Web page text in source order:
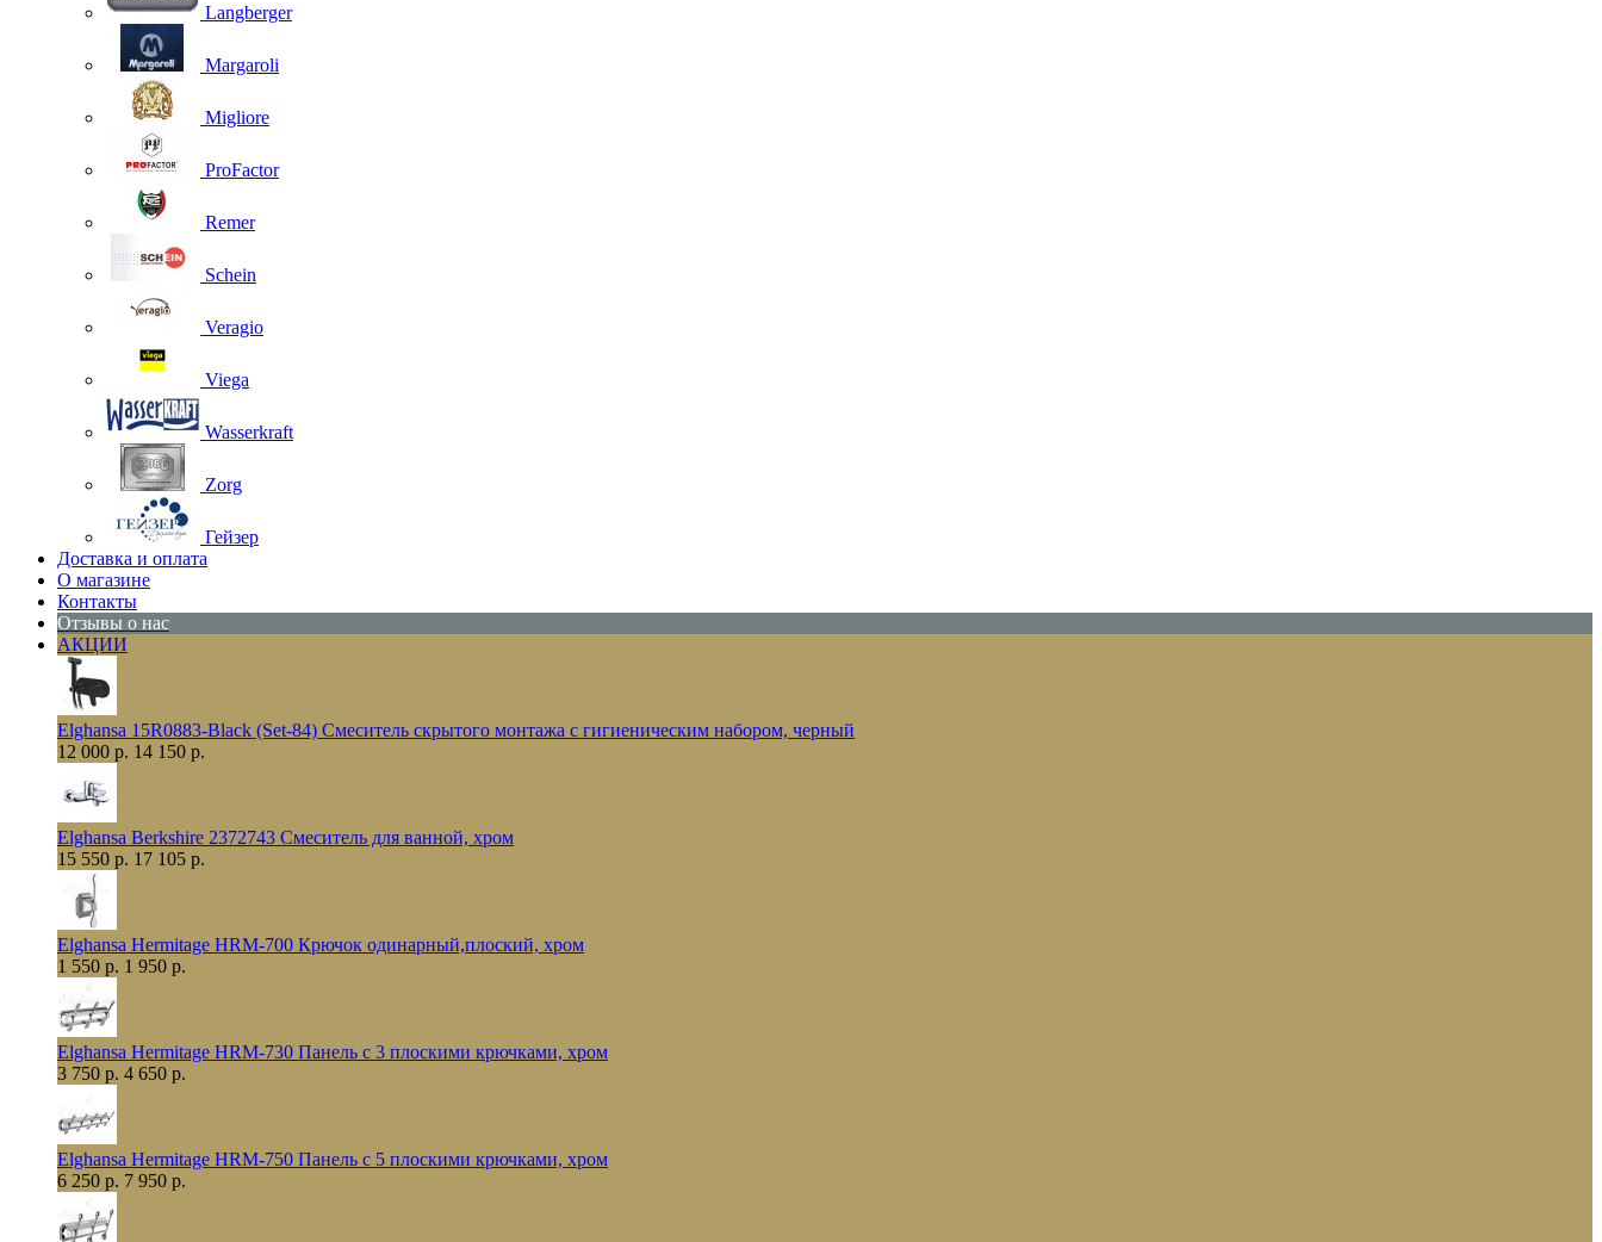
Langberger
Margaroli
Migliore
ProFactor
Remer
Schein
Veragio
Viega
Wasserkraft
Zorg
Гейзер
Доставка и оплата
О магазине
Контакты
Отзывы о нас
АКЦИИ
Elghansa 15R0883-Black (Set-84) Смеситель скрытого монтажа с гигиеническим набором, черный
12 000 р. 14 150 р.
Elghansa Berkshire 2372743 Смеситель для ванной, хром
15 550 р. 17 105 р.
Elghansa Hermitage HRM-700 Крючок одинарный,плоский, хром
1 550 р. 1 950 р.
Elghansa Hermitage HRM-730 Панель с 3 плоскими крючками, хром
3 750 р. 4 650 р.
Elghansa Hermitage HRM-750 Панель с 5 плоскими крючками, хром
6 250 р. 7 950 р.